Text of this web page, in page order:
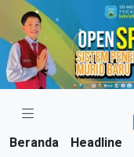
Skip
content
Beranda Headline